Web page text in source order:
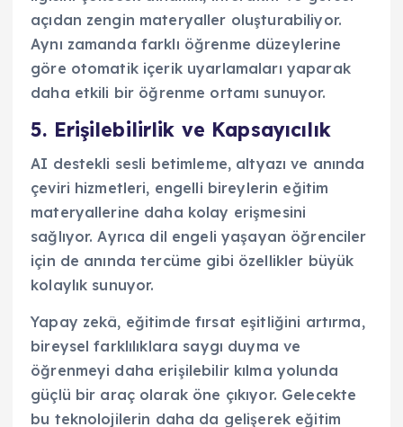
açıdan zengin materyaller oluşturabiliyor.
Aynı zamanda farklı öğrenme düzeylerine
göre otomatik içerik uyarlamaları yaparak
daha etkili bir öğrenme ortamı sunuyor.
5. Erişilebilirlik ve Kapsayıcılık
AI destekli sesli betimleme, altyazı ve anında
çeviri hizmetleri, engelli bireylerin eğitim
materyallerine daha kolay erişmesini
sağlıyor. Ayrıca dil engeli yaşayan öğrenciler
için de anında tercüme gibi özellikler büyük
kolaylık sunuyor.
Yapay zekâ, eğitimde fırsat eşitliğini artırma,
bireysel farklılıklara saygı duyma ve
öğrenmeyi daha erişilebilir kılma yolunda
güçlü bir araç olarak öne çıkıyor. Gelecekte
bu teknolojilerin daha da gelişerek eğitim